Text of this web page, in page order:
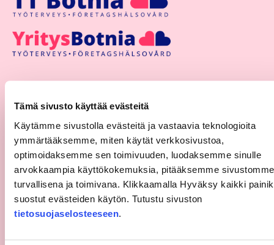
Tämä sivusto käyttää evästeitä
Käytämme sivustolla evästeitä ja vastaavia teknologioita
ymmärtääksemme, miten käytät verkkosivustoa,
optimoidaksemme sen toimivuuden, luodaksemme sinulle
arvokkaampia käyttökokemuksia, pitääksemme sivustomme
turvallisena ja toimivana. Klikkaamalla Hyväksy kaikki
suostut evästeiden käytön. Tutustu sivuston
tietosuojaselosteeseen.
info@ttbotnia.fi
TT Botnia Instagramissa
TT Botnia Facebookissa